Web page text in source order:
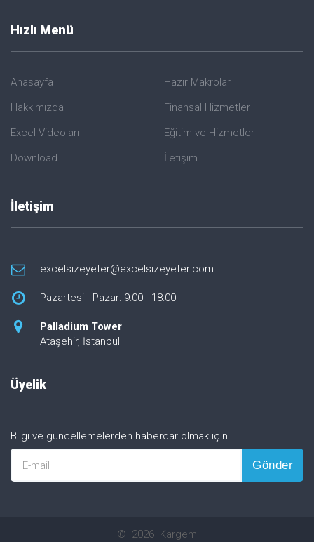
Hızlı Menü
Anasayfa
Hakkımızda
Excel Videoları
Download
Hazır Makrolar
Finansal Hizmetler
Eğitim ve Hizmetler
İletişim
İletişim
excelsizeyeter@excelsizeyeter.com
Pazartesi - Pazar: 9:00 - 18:00
Palladium Tower
Ataşehir, İstanbul
Üyelik
Bilgi ve güncellemelerden haberdar olmak için
E-mail Gönder
© 2026 Kargem